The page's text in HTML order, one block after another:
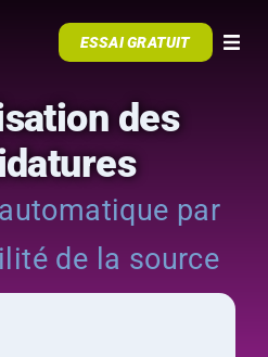
ESSAI GRATUIT
ATS
des
par
de la source